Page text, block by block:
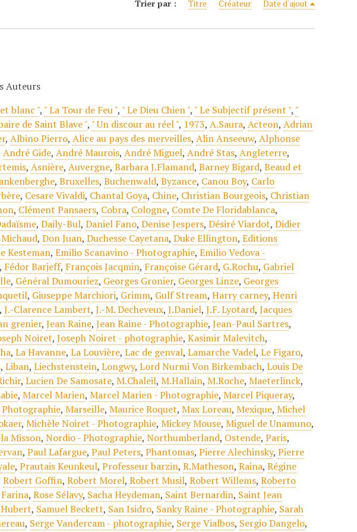
Trier par : Titre Créateur Date d'ajout
Auteurs
blanc ", " La Tour de Feu ", " Le Dieu Chien ", " Le Subjectif présent ", "
de Saint Blave ", " Un discour au réel ", 1973,A.Saura,Acteon,Adrian
,Albino Pierro,Alice au pays des merveilles,Alin Anseeuw,Alphonse
André Gide,André Maurois,André Miguel,André Stas,Angleterre,
,Asnière,Auvergne,Barbara J.Flamand,Barney Bigard,Beaud et
,Bruxelles,Buchenwald,Byzance, Canou Boy, Carlo
, Cesare Vivaldi, Chantal Goya, Chine, Christian Bourgeois, Christian
, Clément Pansaers, Cobra, Cologne, Comte De Floridablanca,
,Daily-Bul,Daniel Fano,Denise Jespers,Désiré Viardot,Didier
,Don Juan,Duchesse Cayetana,Duke Ellington,Editions
Kesteman,Emilio Scanavino - Photographie,Emilio Vedova -
, Fédor Barjeff, François Jacqmin, Françoise Gérard, G.Rochu, Gabriel
, Général Dumouriez, Georges Gronier, Georges Linze, Georges
, Giuseppe Marchiori, Grimm, Gulf Stream,Harry carney,Henri
,J.-Clarence Lambert,J.-M. Decheveux,J.Daniel,J.F. Lyotard,Jacques
grenier,Jean Raine,Jean Raine - Photographie,Jean-Paul Sartres,
Noiret,Joseph Noiret - photographie,Kasimir Malevitch,
,La Havanne,La Louvière,Lac de genval,Lamarche Vadel,Le Figaro,
,Liban,Liechstenstein,Longwy,Lord Nurmi Von Birkembach,Louis De
,Lucien De Samosate,M.Chaleil,M.Hallain,M.Roche,Maeterlinck,
,Marcel Marien,Marcel Marien - Photographie,Marcel Piqueray,
,Marseille,Maurice Roquet,Max Loreau,Mexique,Michel
,Michèle Noiret - Photographie,Mickey Mouse,Miguel de Unamuno,
Misson,Nordio - Photographie,Northumberland, Ostende,Paris,
,Paul Lafargue,Paul Peters,Phantomas,Pierre Alechinsky,Pierre
,Prautais Keunkeul,Professeur barzin,R.Matheson,Raina,Régine
Robert Goffin,Robert Morel,Robert Musil,Robert Willems,Roberto
,Rose Sélavy, Sacha Heydeman, Saint Bernardin, Saint Jean
, Samuel Beckett, San Isidro, Sanky Raine - Photographie, Sarah
, Serge Vandercam - photographie, Serge Vialbos, Sergio Dangelo,